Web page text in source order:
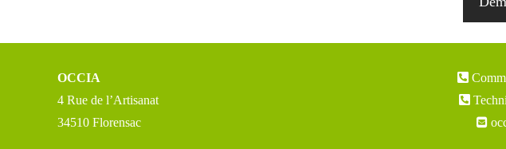
OCCIA
4 Rue de l’Artisanat
34510 Florensac